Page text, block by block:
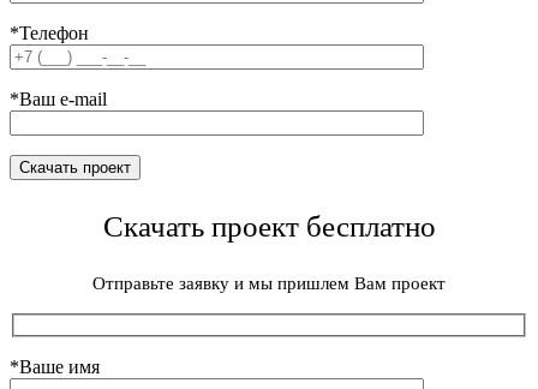
*Телефон
*Ваш e-mail
Скачать проект бесплатно
Отправьте заявку и мы пришлем Вам проект
*Ваше имя